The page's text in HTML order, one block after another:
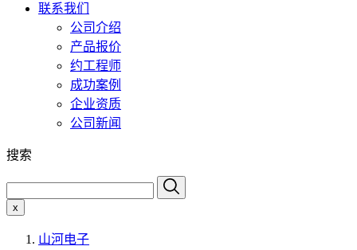
联系我们
公司介绍
产品报价
约工程师
成功案例
企业资质
公司新闻
搜索
x
山河电子